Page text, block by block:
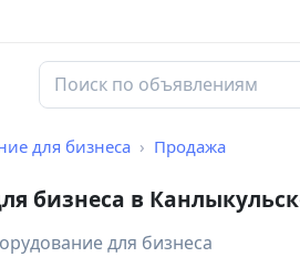
для бизнеса Продажа
бизнеса в
для бизнеса